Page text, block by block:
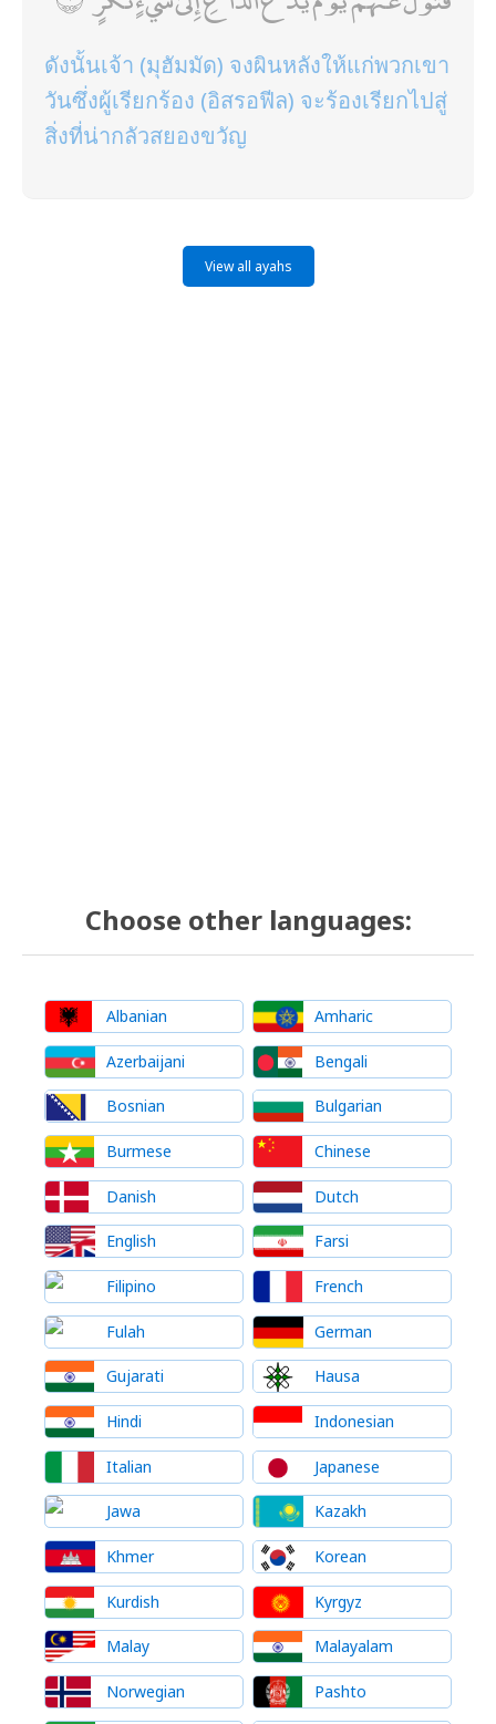
ดังนั้นเจ้า (มุฮัมมัด) จงผินหลังให้แก่พวกเขา
วันซึ่งผู้เรียกร้อง (อิสรอฟีล) จะร้องเรียกไปสู่
สิ่งที่น่ากลัวสยองขวัญ
View all ayahs
Choose other languages:
Albanian Amharic
Azerbaijani Bengali
Bosnian Bulgarian
Burmese Chinese
Danish Dutch
English Farsi
Filipino French
Fulah German
Gujarati Hausa
Hindi Indonesian
Italian Japanese
Jawa Kazakh
Khmer Korean
Kurdish Kyrgyz
Malay Malayalam
Norwegian Pashto